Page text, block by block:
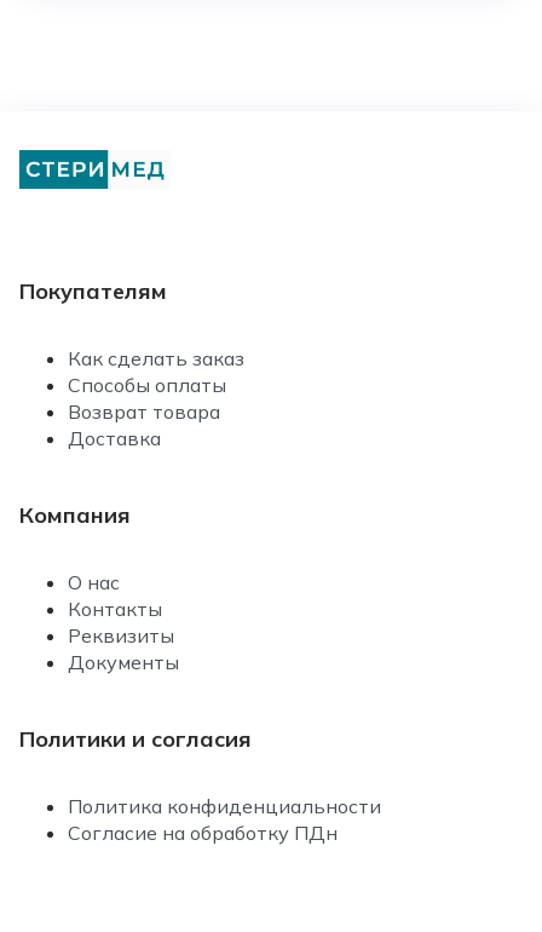
Покупателям
Как сделать заказ
Способы оплаты
Возврат товара
Доставка
Компания
О нас
Контакты
Реквизиты
Документы
Политики и согласия
Политика конфиденциальности
Согласие на обработку ПДн